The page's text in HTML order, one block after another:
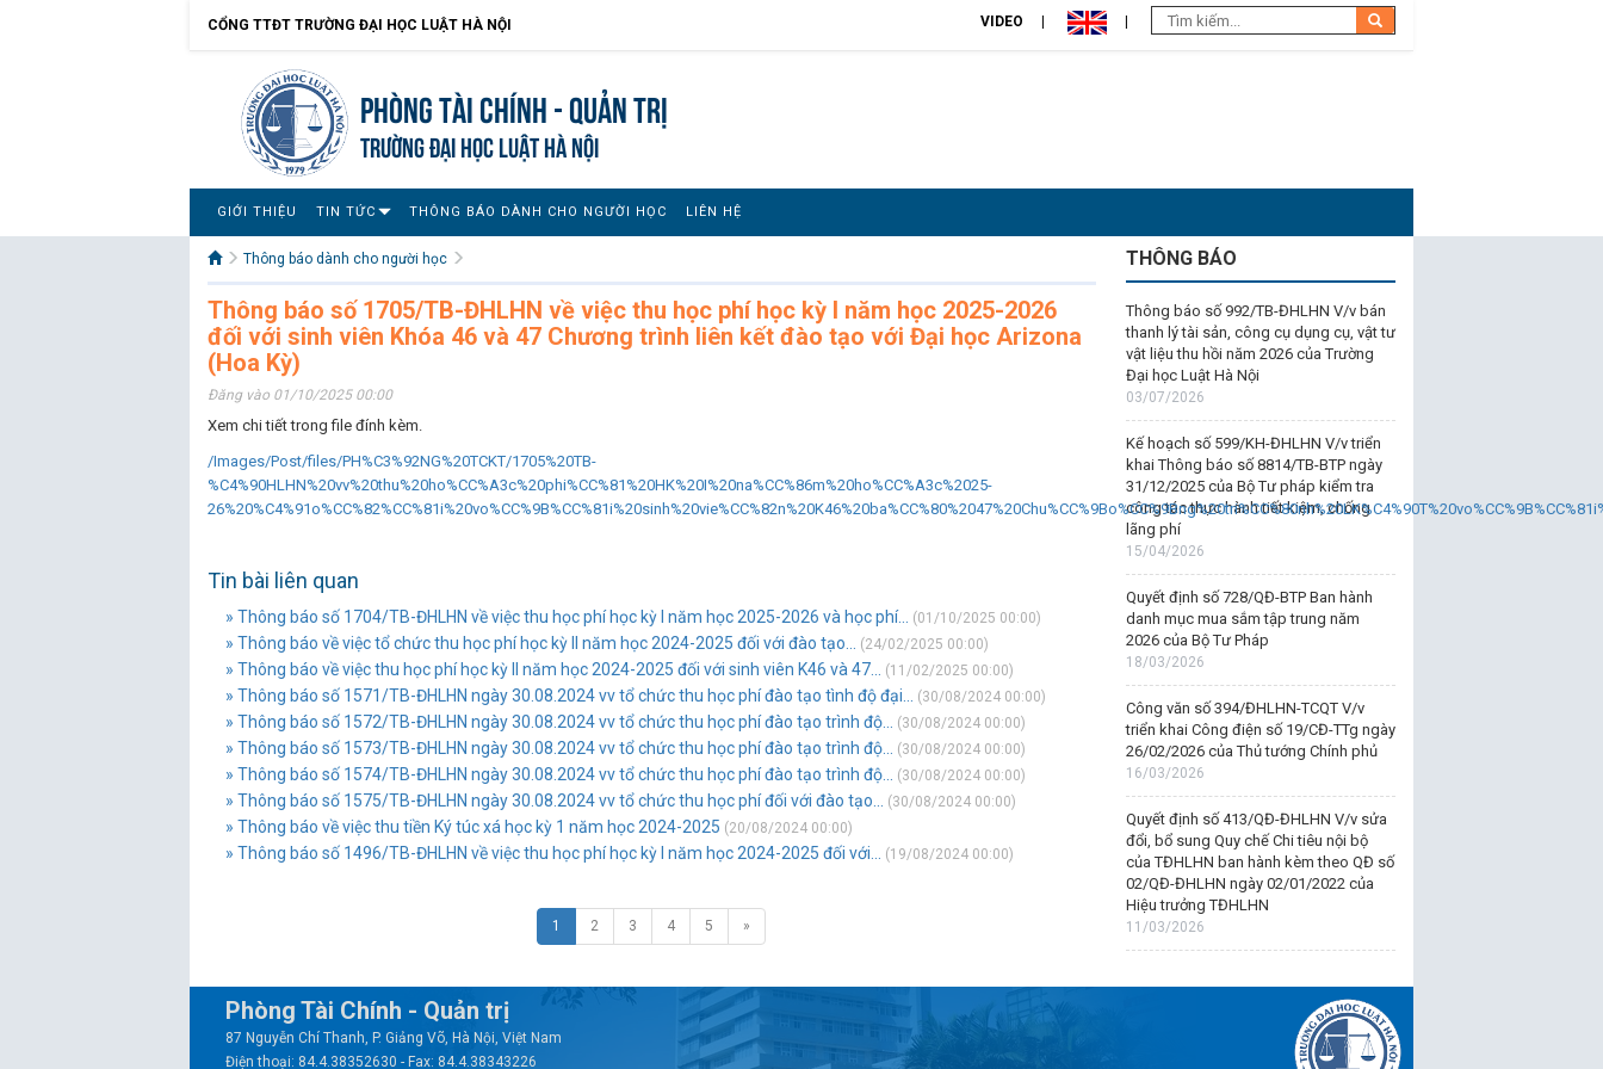
CỔNG TTĐT TRƯỜNG ĐẠI HỌC LUẬT HÀ NỘI VIDEO
Phòng Tài chính - Quản trị
TRƯỜNG ĐẠI HỌC LUẬT HÀ NỘI
GIỚI THIỆU TIN TỨC THÔNG BÁO DÀNH CHO NGƯỜI HỌC LIÊN HỆ
Thông báo dành cho người học
Thông báo số 1705/TB-ĐHLHN về việc thu học phí học kỳ I năm học 2025-2026
đối với sinh viên Khóa 46 và 47 Chương trình liên kết đào tạo với Đại học Arizona
(Hoa Kỳ)
Đăng vào 01/10/2025 00:00
Xem chi tiết trong file đính kèm.
/Images/Post/files/PH%C3%92NG%20TCKT/1705%20TB-
%C4%90HLHN%20vv%20thu%20ho%CC%A3c%20phi%CC%81%20HK%20I%20na%CC%86m%20ho%CC%A3c%2025-
Tin bài liên quan
» Thông báo số 1704/TB-ĐHLHN về việc thu học phí học kỳ I năm học 2025-2026 và học phí... (01/10/2025 00:00)
» Thông báo về việc tổ chức thu học phí học kỳ II năm học 2024-2025 đối với đào tạo... (24/02/2025 00:00)
» Thông báo về việc thu học phí học kỳ II năm học 2024-2025 đối với sinh viên K46 và 47... (11/02/2025 00:00)
» Thông báo số 1571/TB-ĐHLHN ngày 30.08.2024 vv tổ chức thu học phí đào tạo tình độ đại... (30/08/2024 00:00)
» Thông báo số 1572/TB-ĐHLHN ngày 30.08.2024 vv tổ chức thu học phí đào tạo trình độ... (30/08/2024 00:00)
» Thông báo số 1573/TB-ĐHLHN ngày 30.08.2024 vv tổ chức thu học phí đào tạo trình độ... (30/08/2024 00:00)
» Thông báo số 1574/TB-ĐHLHN ngày 30.08.2024 vv tổ chức thu học phí đào tạo trình độ... (30/08/2024 00:00)
» Thông báo số 1575/TB-ĐHLHN ngày 30.08.2024 vv tổ chức thu học phí đối với đào tạo... (30/08/2024 00:00)
» Thông báo về việc thu tiền Ký túc xá học kỳ 1 năm học 2024-2025 (20/08/2024 00:00)
» Thông báo số 1496/TB-ĐHLHN về việc thu học phí học kỳ I năm học 2024-2025 đối với... (19/08/2024 00:00)
1 2 3 4 5 »
THÔNG BÁO
Thông báo số 992/TB-ĐHLHN V/v bán
thanh lý tài sản, công cụ dụng cụ, vật tư
vật liệu thu hồi năm 2026 của Trường
Đại học Luật Hà Nội
03/07/2026
Kế hoạch số 599/KH-ĐHLHN V/v triển
khai Thông báo số 8814/TB-BTP ngày
31/12/2025 của Bộ Tư pháp kiểm tra
công tác thực hành tiết kiệm, chống
lãng phí
15/04/2026
Quyết định số 728/QĐ-BTP Ban hành
danh mục mua sắm tập trung năm
2026 của Bộ Tư Pháp
18/03/2026
Công văn số 394/ĐHLHN-TCQT V/v
triển khai Công điện số 19/CĐ-TTg ngày
26/02/2026 của Thủ tướng Chính phủ
16/03/2026
Quyết định số 413/QĐ-ĐHLHN V/v sửa
đổi, bổ sung Quy chế Chi tiêu nội bộ
của TĐHLHN ban hành kèm theo QĐ số
02/QĐ-ĐHLHN ngày 02/01/2022 của
Hiệu trưởng TĐHLHN
11/03/2026
Phòng Tài Chính - Quản trị
87 Nguyễn Chí Thanh, P. Giảng Võ, Hà Nội, Việt Nam
Điện thoại: 84.4.38352630 - Fax: 84.4.38343226